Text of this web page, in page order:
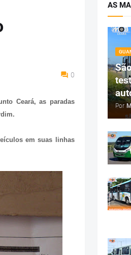
0
Ceará, as paradas
em suas linhas
AS
Por